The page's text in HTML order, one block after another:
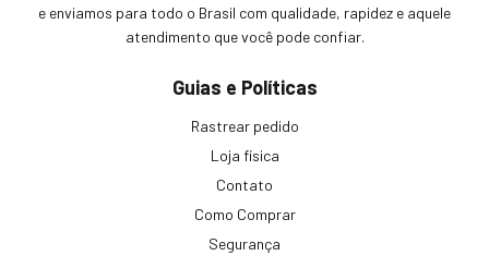
e enviamos para todo o Brasil com qualidade, rapidez e aquele
atendimento que você pode confiar.
Guias e Políticas
Rastrear pedido
Loja física
Contato
Como Comprar
Segurança